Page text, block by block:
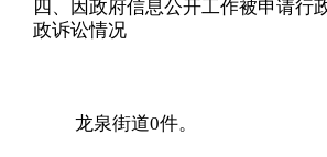
四、因政府信息公开工作被申请行
政诉讼情况
龙泉街道0件。